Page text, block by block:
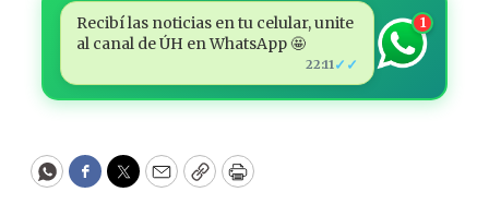
Recibí las noticias en tu celular, unite
al canal de ÚH en WhatsApp 🤩
22:11✓✓
1
WhatsApp
Facebook
Twitter
EmailCopyPrint